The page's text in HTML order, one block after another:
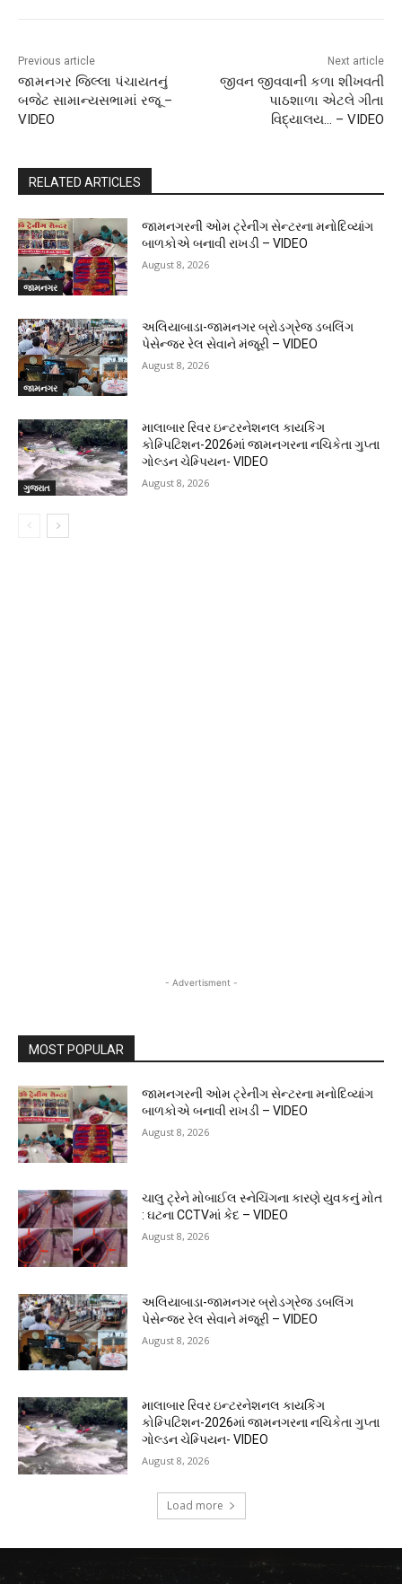
Previous article
જામનગર જિલ્લા પંચાયતનું
બજેટ સામાન્યસભામાં રજૂ –
VIDEO
Next article
જીવન જીવવાની કળા શીખવતી
પાઠશાળા એટલે ગીતા
વિદ્યાલય… – VIDEO
RELATED ARTICLES
જામનગર
જામનગરની ઓમ ટ્રેનીંગ સેન્ટરના મનોદિવ્યાંગ
બાળકોએ બનાવી રાખડી – VIDEO
August 8, 2026
જામનગર
અલિયાબાડા-જામનગર બ્રોડગ્રેજ ડબલિંગ
પેસેન્જર રેલ સેવાને મંજૂરી – VIDEO
August 8, 2026
ગુજરાત
માલાબાર રિવર ઇન્ટરનેશનલ કાયકિંગ
કોમ્પિટિશન-2026માં જામનગરના નચિકેતા ગુપ્તા
ગોલ્ડન ચેમ્પિયન- VIDEO
August 8, 2026
- Advertisment -
MOST POPULAR
જામનગરની ઓમ ટ્રેનીંગ સેન્ટરના મનોદિવ્યાંગ
બાળકોએ બનાવી રાખડી – VIDEO
August 8, 2026
ચાલુ ટ્રેને મોબાઈલ સ્નેચિંગના કારણે યુવકનું મોત
: ઘટના CCTVમાં કેદ – VIDEO
August 8, 2026
અલિયાબાડા-જામનગર બ્રોડગ્રેજ ડબલિંગ
પેસેન્જર રેલ સેવાને મંજૂરી – VIDEO
August 8, 2026
માલાબાર રિવર ઇન્ટરનેશનલ કાયકિંગ
કોમ્પિટિશન-2026માં જામનગરના નચિકેતા ગુપ્તા
ગોલ્ડન ચેમ્પિયન- VIDEO
August 8, 2026
Load more